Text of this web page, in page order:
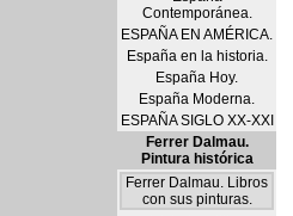
Contemporánea.
ESPAÑA EN AMÉRICA.
España en la historia.
España Hoy.
España Moderna.
ESPAÑA SIGLO XX-XXI
Ferrer Dalmau.
Pintura histórica
Ferrer Dalmau. Libros
con sus pinturas.